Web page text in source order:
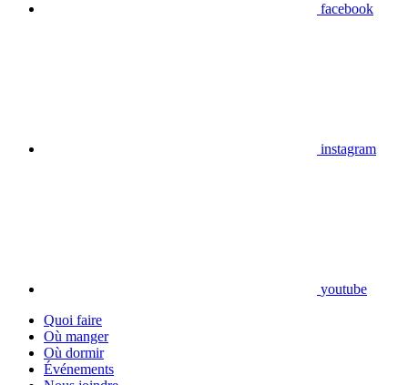
facebook
instagram
youtube
Quoi faire
Où manger
Où dormir
Événements